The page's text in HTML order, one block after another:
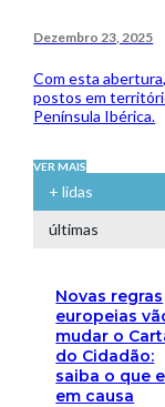
Dezembro 23, 2025
Com esta
postos em
Península Ibérica.
VER MAIS
+ lidas
últimas
Novas regras
europeias
mudar o
do Cidadão:
saiba o que
em causa